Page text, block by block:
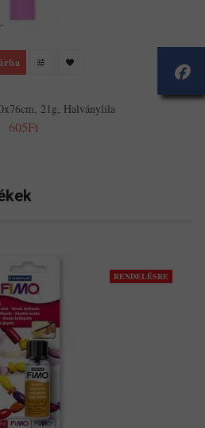
21g, Halványlila
605Ft
RENDELÉSRE